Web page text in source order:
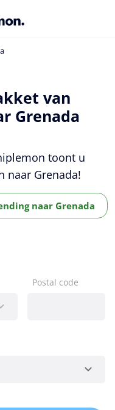
van
Grenada
toont u
naar Grenada!
naar Grenada
Postal code